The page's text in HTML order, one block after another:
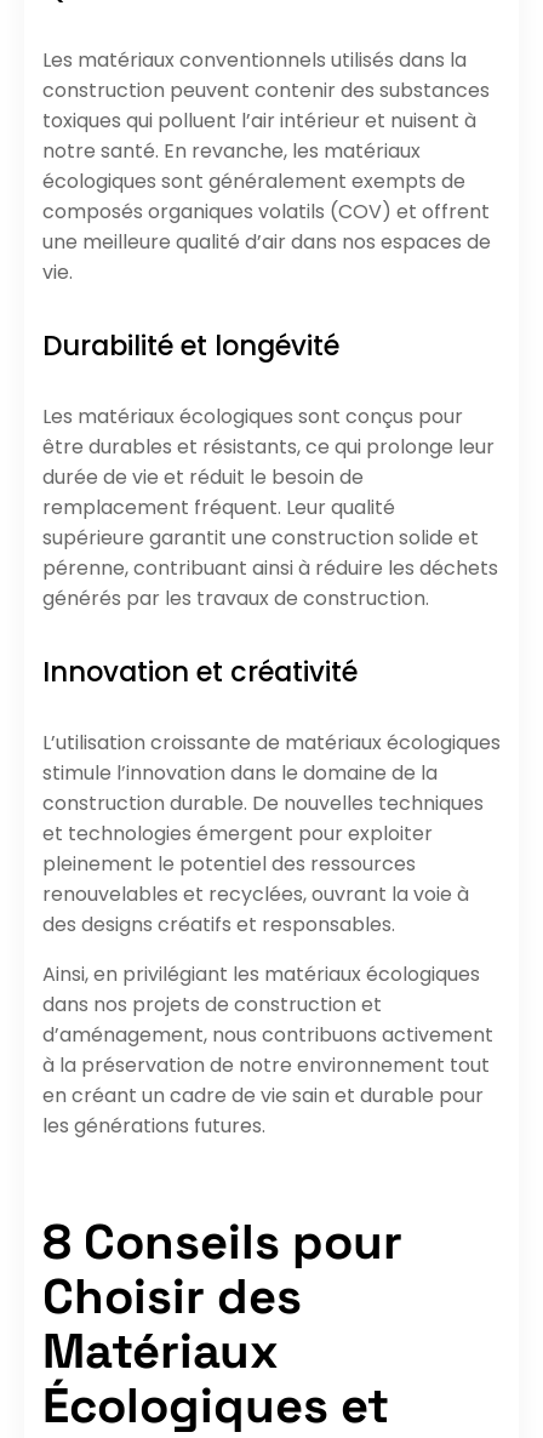
Les matériaux conventionnels utilisés dans la
construction peuvent contenir des substances
toxiques qui polluent l’air intérieur et nuisent à
notre santé. En revanche, les matériaux
écologiques sont généralement exempts de
composés organiques volatils (COV) et offrent
une meilleure qualité d’air dans nos espaces de
vie.
Durabilité et longévité
Les matériaux écologiques sont conçus pour
être durables et résistants, ce qui prolonge leur
durée de vie et réduit le besoin de
remplacement fréquent. Leur qualité
supérieure garantit une construction solide et
pérenne, contribuant ainsi à réduire les déchets
générés par les travaux de construction.
Innovation et créativité
L’utilisation croissante de matériaux écologiques
stimule l’innovation dans le domaine de la
construction durable. De nouvelles techniques
et technologies émergent pour exploiter
pleinement le potentiel des ressources
renouvelables et recyclées, ouvrant la voie à
des designs créatifs et responsables.
Ainsi, en privilégiant les matériaux écologiques
dans nos projets de construction et
d’aménagement, nous contribuons activement
à la préservation de notre environnement tout
en créant un cadre de vie sain et durable pour
les générations futures.
8 Conseils pour
Choisir des
Matériaux
Écologiques et